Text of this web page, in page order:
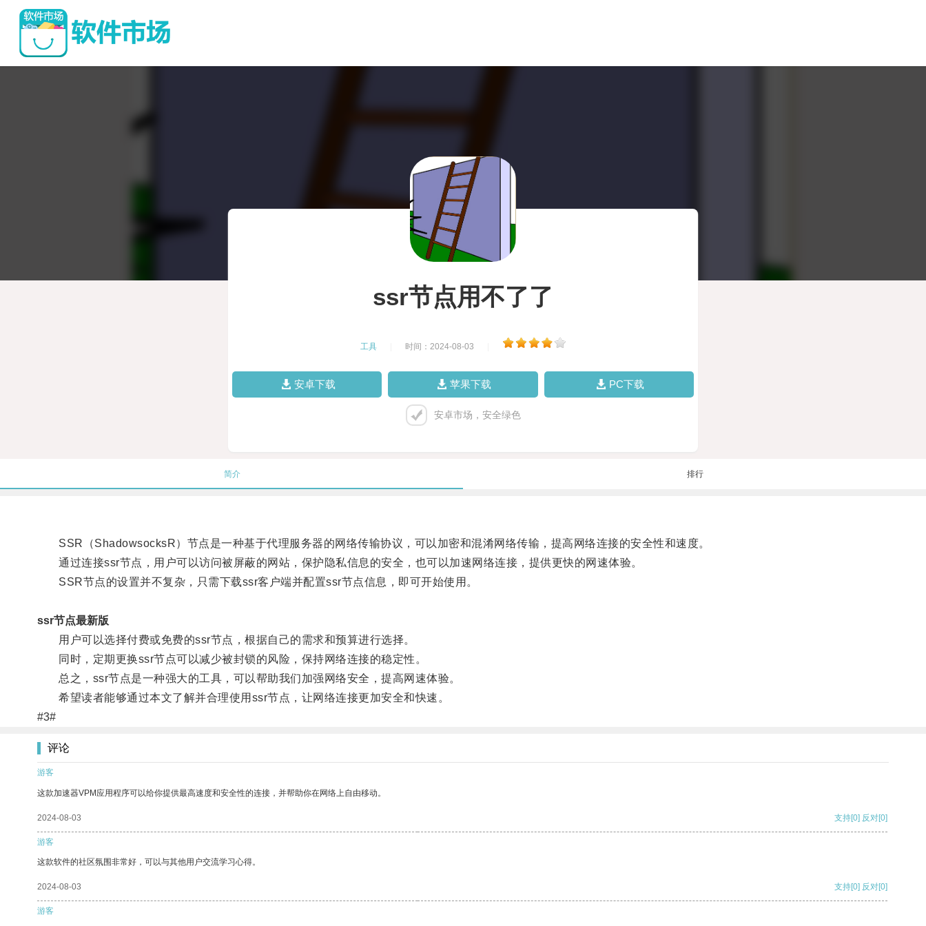
ssr节点用不了了
工具 时间：2024-08-03
安卓下载 苹果下载 PC下载
安卓市场，安全绿色
简介 排行
SSR（ShadowsocksR）节点是一种基于代理服务器的网络传输协议，可以加密和混淆网络传输，提高网络连接的安全性和速度。
通过连接ssr节点，用户可以访问被屏蔽的网站，保护隐私信息的安全，也可以加速网络连接，提供更快的网速体验。
SSR节点的设置并不复杂，只需下载ssr客户端并配置ssr节点信息，即可开始使用。
ssr节点最新版
用户可以选择付费或免费的ssr节点，根据自己的需求和预算进行选择。
同时，定期更换ssr节点可以减少被封锁的风险，保持网络连接的稳定性。
总之，ssr节点是一种强大的工具，可以帮助我们加强网络安全，提高网速体验。
希望读者能够通过本文了解并合理使用ssr节点，让网络连接更加安全和快速。
#3#
评论
游客
这款加速器VPM应用程序可以给你提供最高速度和安全性的连接，并帮助你在网络上自由移动。
2024-08-03 支持[0] 反对[0]
游客
这款软件的社区氛围非常好，可以与其他用户交流学习心得。
2024-08-03 支持[0] 反对[0]
游客